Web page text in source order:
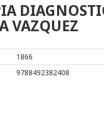
VAZQUEZ
1866
9788492382408